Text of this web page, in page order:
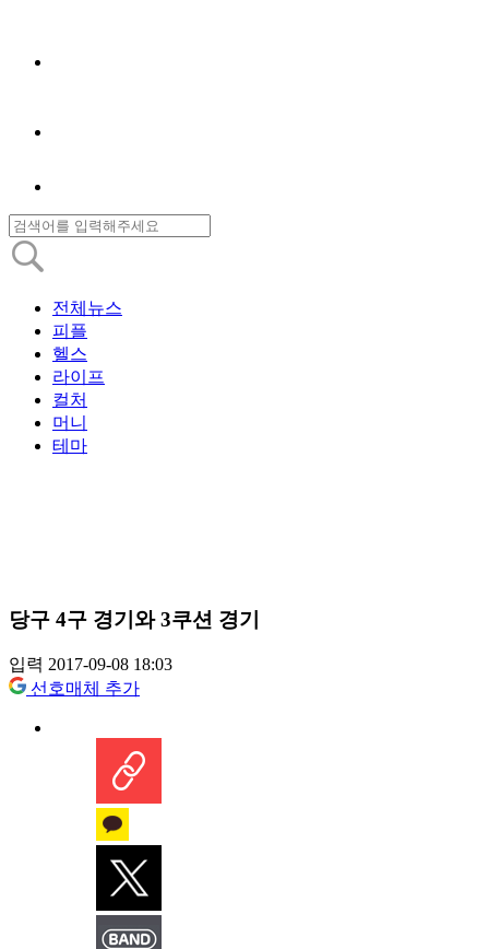
전체뉴스
피플
헬스
라이프
컬처
머니
테마
당구 4구 경기와 3쿠션 경기
입력 2017-09-08 18:03
선호매체 추가